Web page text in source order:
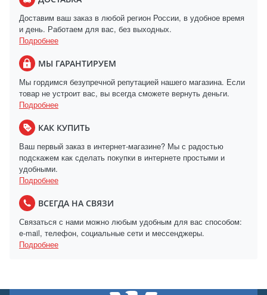
Доставим ваш заказ в любой регион России, в удобное время
и день. Работаем для вас, без выходных.
Подробнее
МЫ ГАРАНТИРУЕМ
Мы гордимся безупречной репутацией нашего магазина. Если
товар не устроит вас, вы всегда сможете вернуть деньги.
Подробнее
КАК КУПИТЬ
Ваш первый заказ в интернет-магазине? Мы с радостью
подскажем как сделать покупки в интернете простыми и
удобными.
Подробнее
ВСЕГДА НА СВЯЗИ
Связаться с нами можно любым удобным для вас способом:
e-mail, телефон, социальные сети и мессенджеры.
Подробнее